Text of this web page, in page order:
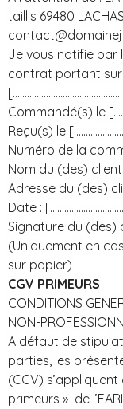
taillis 69480
Je vous notifie
contrat portant sur
Commandé(s) le
Reçu(s) le
Numéro de la
Nom du (des)
Adresse du (des)
Date :
Signature du (des)
(Uniquement en
sur papier)
CGV PRIMEURS
CONDITIONS
NON-
A défaut de
parties, les
(CGV)
primeurs » de